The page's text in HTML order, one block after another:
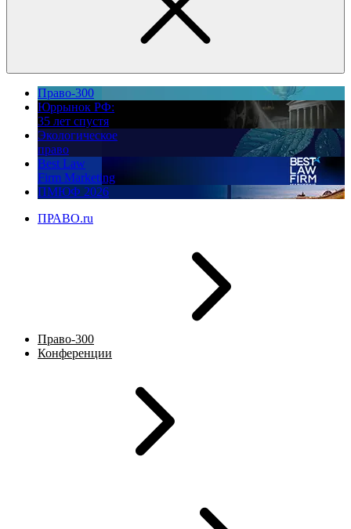
Право-300
Юррынок РФ:
35 лет спустя
Экологическое
право
Best Law
Firm Marketing
ПМЮФ 2026
ПРАВО.ru
Право-300
Конференции